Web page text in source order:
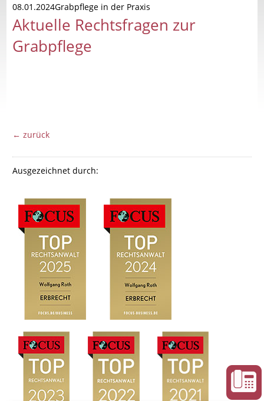
08.01.2024Grabpflege in der Praxis
Aktuelle Rechtsfragen zur
Grabpflege
← zurück
Ausgezeichnet durch: